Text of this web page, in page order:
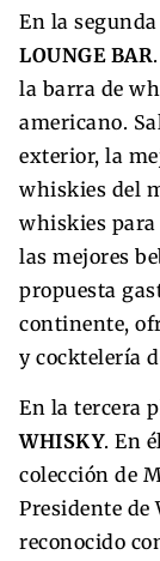
En la
LOUNGE BAR
la barra de
americano.
exterior, la
whiskies del
whiskies para
las mejores
propuesta
continente,
y cocktelería
En la tercera
WHISKY. En
colección de
Presidente de
reconocido